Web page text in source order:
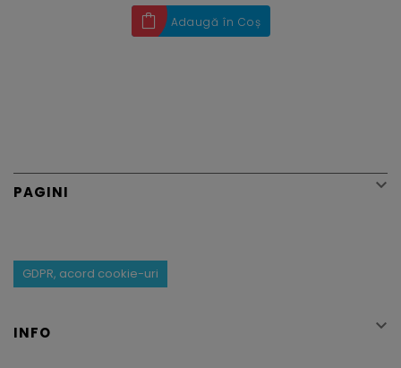
Adaugă în Coș
PAGINI 
GDPR, acord cookie-uri
INFO 